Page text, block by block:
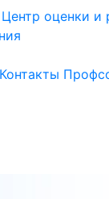
Центр оценки и
Контакты